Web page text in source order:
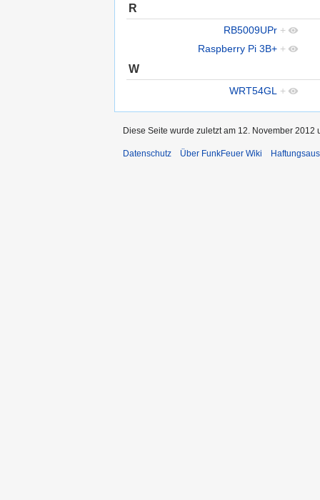
R
RB5009UPr +
Raspberry Pi 3B+ +
W
WRT54GL +
Diese Seite wurde zuletzt am 12. November 2012
Datenschutz Über FunkFeuer Wiki